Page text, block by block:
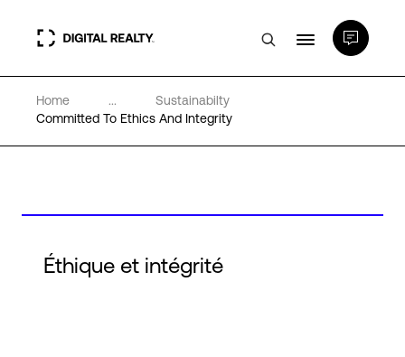
Data Centers
Home ...
Sustainabilty
Committed To Ethics And Integrity
Éthique et intégrité